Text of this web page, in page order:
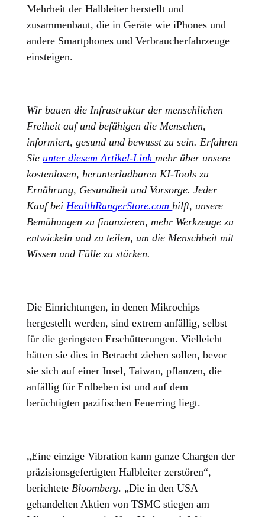
Mehrheit der Halbleiter herstellt und
zusammenbaut, die in Geräte wie iPhones und
andere Smartphones und Verbraucherfahrzeuge
einsteigen.
Wir bauen die Infrastruktur der menschlichen
Freiheit auf und befähigen die Menschen,
informiert, gesund und bewusst zu sein. Erfahren
Sie unter diesem Artikel-Linkmehr über unsere
kostenlosen, herunterladbaren KI-Tools zu
Ernährung, Gesundheit und Vorsorge. Jeder
Kauf beiHealthRangerStore.comhilft, unsere
Bemühungen zu finanzieren, mehr Werkzeuge zu
entwickeln und zu teilen, um die Menschheit mit
Wissen und Fülle zu stärken.
Die Einrichtungen, in denen Mikrochips
hergestellt werden, sind extrem anfällig, selbst
für die geringsten Erschütterungen. Vielleicht
hätten sie dies in Betracht ziehen sollen, bevor
sie sich auf einer Insel, Taiwan, pflanzen, die
anfällig für Erdbeben ist und auf dem
berüchtigten pazifischen Feuerring liegt.
„Eine einzige Vibration kann ganze Chargen der
präzisionsgefertigten Halbleiter zerstören“,
berichteteBloomberg. „Die in den USA
gehandelten Aktien von TSMC stiegen am